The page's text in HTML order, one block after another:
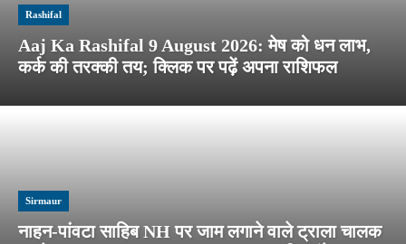
Rashifal
Aaj Ka Rashifal 9 August 2026: मेष को धन लाभ,
कर्क की तरक्की तय; क्लिक पर पढ़ें अपना राशिफल
Sirmaur
नाहन-पांवटा साहिब NH पर जाम लगाने वाले ट्राला चालक